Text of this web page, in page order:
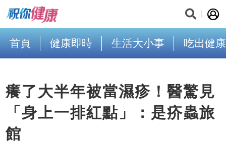
首頁 健康即時 生活大小事 吃出健康
癢了大半年被當濕疹！醫驚見
「身上一排紅點」：是疥蟲旅
館